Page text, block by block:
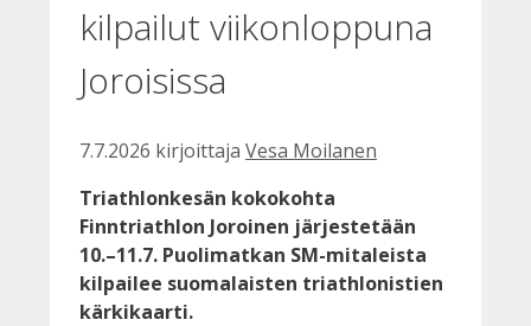
kilpailut viikonloppuna
Joroisissa
7.7.2026 kirjoittaja Vesa Moilanen
Triathlonkesän kokokohta
Finntriathlon Joroinen järjestetään
10.–11.7. Puolimatkan SM-mitaleista
kilpailee suomalaisten triathlonistien
kärkikaarti.